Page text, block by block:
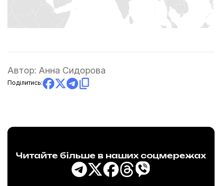
Автор: Анна Сидорова
Поділитись:
Читайте більше в наших соцмережах